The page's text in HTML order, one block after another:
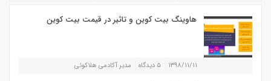
هاوینگ بیت کوین و تاثیر در قیمت بیت کوین
۱۳۹۸/۱۱/۱۱ ۵ دیدگاه مدیر آکادمی هلاکوئی